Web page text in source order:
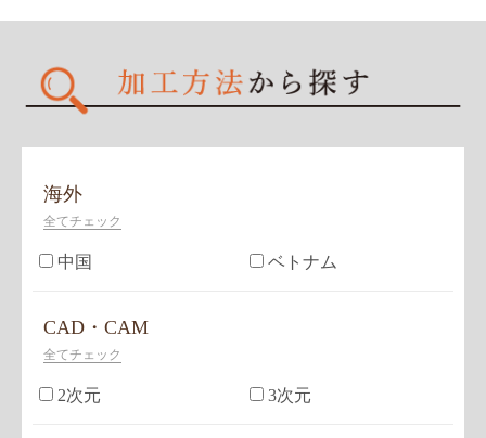
海外
全てチェック
中国 ベトナム
CAD・CAM
全てチェック
2次元 3次元